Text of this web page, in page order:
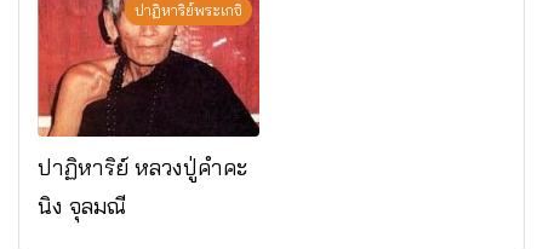
ดาราภิรมย์ อ.แม่ริม
จ.เชียงใหม่
ปาฏิหาริย์พระเกจิ
ปาฏิหาริย์ หลวงปู่คำคะ
นิง จุลมณี